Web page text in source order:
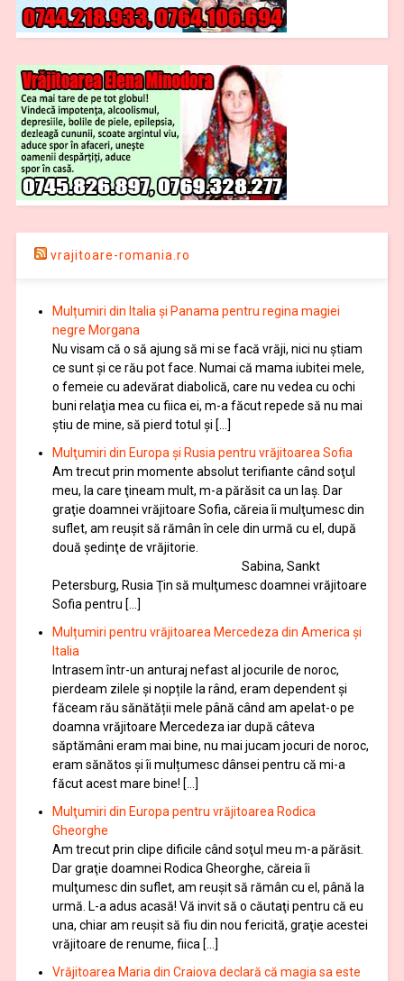
vrajitoare-romania.ro
Mulțumiri din Italia și Panama pentru regina magiei
negre Morgana
Nu visam că o să ajung să mi se facă vrăji, nici nu știam
ce sunt și ce rău pot face. Numai că mama iubitei mele,
o femeie cu adevărat diabolică, care nu vedea cu ochi
buni relaţia mea cu fiica ei, m-a făcut repede să nu mai
ştiu de mine, să pierd totul şi […]
Mulţumiri din Europa și Rusia pentru vrăjitoarea Sofia
Am trecut prin momente absolut terifiante când soţul
meu, la care ţineam mult, m-a părăsit ca un laş. Dar
graţie doamnei vrăjitoare Sofia, căreia îi mulţumesc din
suflet, am reuşit să rămân în cele din urmă cu el, după
două şedinţe de vrăjitorie.
Sabina, Sankt
Petersburg, Rusia Ţin să mulţumesc doamnei vrăjitoare
Sofia pentru […]
Mulțumiri pentru vrăjitoarea Mercedeza din America și
Italia
Intrasem într-un anturaj nefast al jocurile de noroc,
pierdeam zilele și nopțile la rând, eram dependent și
făceam rău sănătății mele până când am apelat-o pe
doamna vrăjitoare Mercedeza iar după câteva
săptămâni eram mai bine, nu mai jucam jocuri de noroc,
eram sănătos și îi mulțumesc dânsei pentru că mi-a
făcut acest mare bine! […]
Mulţumiri din Europa pentru vrăjitoarea Rodica
Gheorghe
Am trecut prin clipe dificile când soţul meu m-a părăsit.
Dar graţie doamnei Rodica Gheorghe, căreia îi
mulţumesc din suflet, am reuşit să rămân cu el, până la
urmă. L-a adus acasă! Vă invit să o căutaţi pentru că eu
una, chiar am reuşit să fiu din nou fericită, graţie acestei
vrăjitoare de renume, fiica […]
Vrăjitoarea Maria din Craiova declară că magia sa este